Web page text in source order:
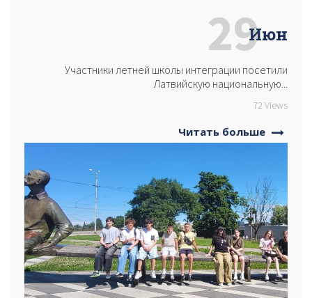
Июн
Участники летней школы интеграции посетили
Латвийскую национальную...
72 Views
Читать больше
29